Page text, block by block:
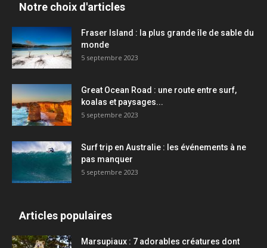
Notre choix d'articles
Fraser Island : la plus grande île de sable du
monde
5 septembre 2023
Great Ocean Road : une route entre surf,
koalas et paysages...
5 septembre 2023
Surf trip en Australie : les événements à ne
pas manquer
5 septembre 2023
Articles populaires
Marsupiaux : 7 adorables créatures dont